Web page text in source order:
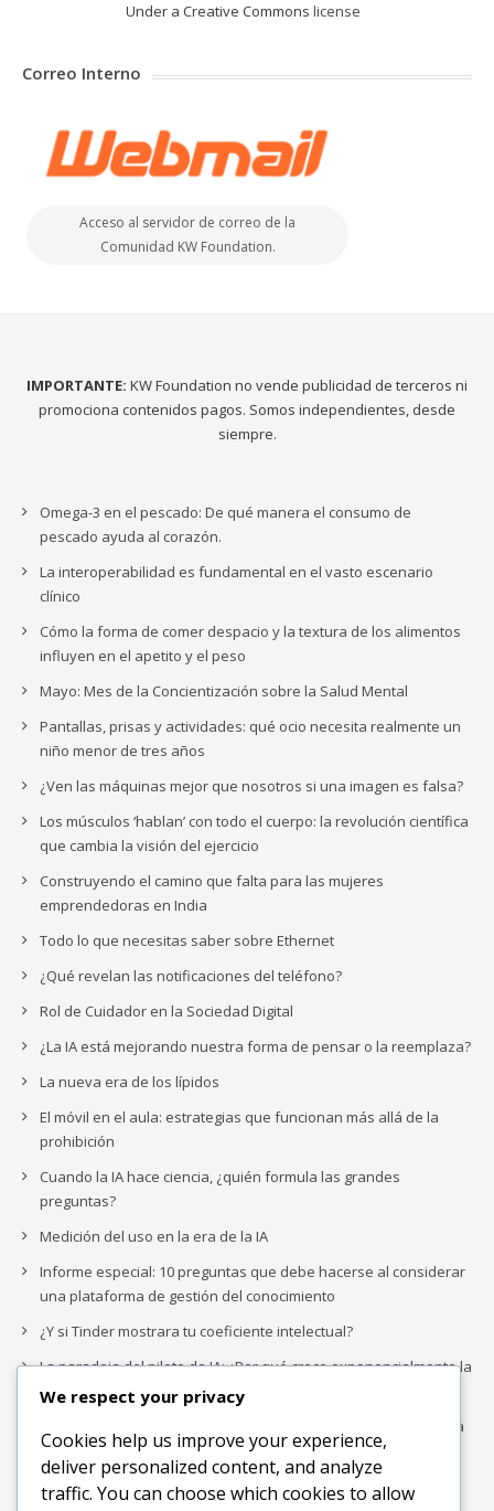
Under a Creative Commons license
Correo Interno
Acceso al servidor de correo de la
Comunidad KW Foundation.
IMPORTANTE: KW Foundation no vende publicidad de terceros ni
promociona contenidos pagos. Somos independientes, desde
siempre.
Omega-3 en el pescado: De qué manera el consumo de
pescado ayuda al corazón.
La interoperabilidad es fundamental en el vasto escenario
clínico
Cómo la forma de comer despacio y la textura de los alimentos
influyen en el apetito y el peso
Mayo: Mes de la Concientización sobre la Salud Mental
Pantallas, prisas y actividades: qué ocio necesita realmente un
niño menor de tres años
¿Ven las máquinas mejor que nosotros si una imagen es falsa?
Los músculos ‘hablan’ con todo el cuerpo: la revolución científica
que cambia la visión del ejercicio
Construyendo el camino que falta para las mujeres
emprendedoras en India
Todo lo que necesitas saber sobre Ethernet
¿Qué revelan las notificaciones del teléfono?
Rol de Cuidador en la Sociedad Digital
¿La IA está mejorando nuestra forma de pensar o la reemplaza?
La nueva era de los lípidos
El móvil en el aula: estrategias que funcionan más allá de la
prohibición
Cuando la IA hace ciencia, ¿quién formula las grandes
preguntas?
Medición del uso en la era de la IA
Informe especial: 10 preguntas que debe hacerse al considerar
una plataforma de gestión del conocimiento
¿Y si Tinder mostrara tu coeficiente intelectual?
La paradoja del piloto de IA: ¿Por qué crece exponencialmente la
complejidad de la IA empresarial?
Los organigramas de marketing se crearon para los canales. La
IA acaba de dejarlos obsoletos.
We respect your privacy
Cookies help us improve your experience,
deliver personalized content, and analyze
traffic. You can choose which cookies to allow